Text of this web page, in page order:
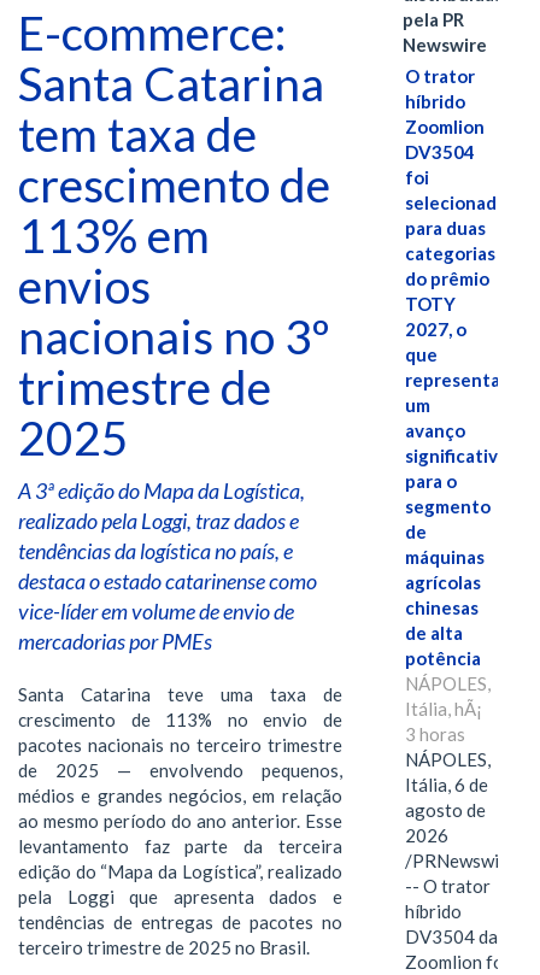
E-commerce:
Santa Catarina
tem taxa de
crescimento de
113% em
envios
nacionais no 3º
trimestre de
2025
A 3ª edição do Mapa da Logística,
realizado pela Loggi, traz dados e
tendências da logística no país, e
destaca o estado catarinense como
vice-líder em volume de envio de
mercadorias por PMEs
Santa Catarina teve uma taxa de
crescimento de 113% no envio de
pacotes nacionais no terceiro trimestre
de 2025 — envolvendo pequenos,
médios e grandes negócios, em relação
ao mesmo período do ano anterior. Esse
levantamento faz parte da terceira
edição do “Mapa da Logística”, realizado
pela Loggi que apresenta dados e
tendências de entregas de pacotes no
terceiro trimestre de 2025 no Brasil.
pela PR
Newswire
O trator
híbrido
Zoomlion
DV3504
foi
selecionado
para duas
categorias
do prêmio
TOTY
2027, o
que
representa
um
avanço
significativo
para o
segmento
de
máquinas
agrícolas
chinesas
de alta
potência
NÁPOLES,
Itália, hÃ¡
3 horas
NÁPOLES,
Itália, 6 de
agosto de
2026
/PRNewswire/
-- O trator
híbrido
DV3504 da
Zoomlion foi